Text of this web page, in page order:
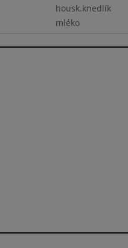
housk.knedlík
mléko